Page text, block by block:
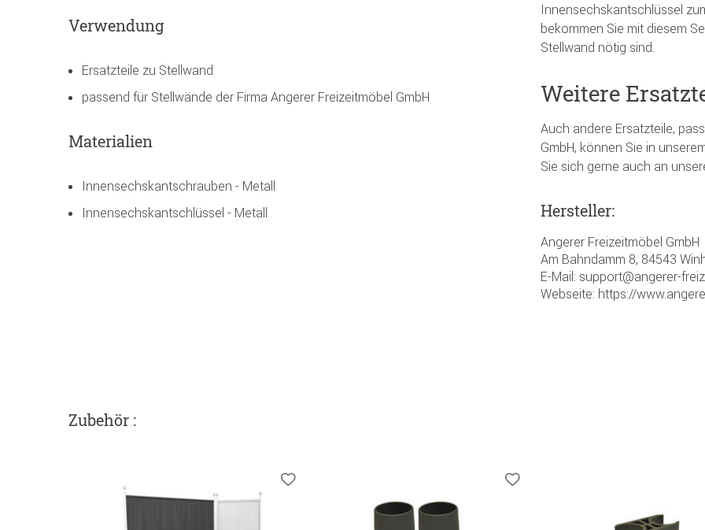
Verwendung
Ersatzteile zu Stellwand
passend für Stellwände der Firma Angerer Freizeitmöbel GmbH
Materialien
Innensechskantschrauben - Metall
Innensechskantschlüssel - Metall
Innensechskantschlüssel
bekommen Sie mit diesem
Stellwand nötig sind.
Weitere
Auch andere Ersatzteile,
GmbH, können Sie in
Sie sich gerne auch an
Hersteller:
Angerer Freizeitmöbel GmbH
Am Bahndamm 8, 84543
E-Mail: support@angerer-
Webseite: https://
Zubehör :